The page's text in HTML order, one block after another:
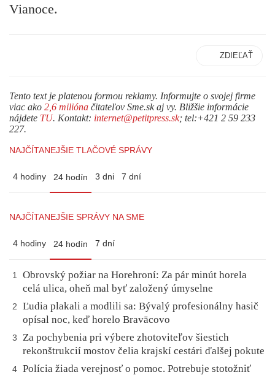
Vianoce.
ZDIEĽAŤ
Tento text je platenou formou reklamy. Informujte o svojej firme
viac ako 2,6 milióna čitateľov Sme.sk aj vy. Bližšie informácie
nájdete TU. Kontakt: internet@petitpress.sk; tel:+421 2 59 233
227.
NAJČÍTANEJŠIE TLAČOVÉ SPRÁVY
4 hodiny 24 hodín 3 dni 7 dní
NAJČÍTANEJŠIE SPRÁVY NA SME
4 hodiny 24 hodín 7 dní
1
Obrovský požiar na Horehroní: Za pár minút horela
celá ulica, oheň mal byť založený úmyselne
2
Ľudia plakali a modlili sa: Bývalý profesionálny hasič
opísal noc, keď horelo Braväcovo
3
Za pochybenia pri výbere zhotoviteľov šiestich
rekonštrukcií mostov čelia krajskí cestári ďalšej pokute
4 Polícia žiada verejnosť o pomoc. Potrebuje stotožniť